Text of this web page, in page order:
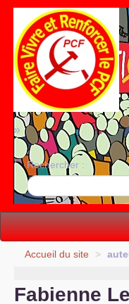
»
Rechercher :
Vie politique
Accueil du site >
Fabienne